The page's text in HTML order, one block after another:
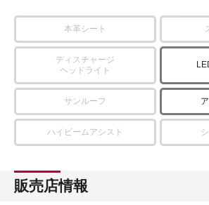
本革シート
ディスチャージ
ヘッドライト
サンルーフ
ハイビームアシスト
販売店情報